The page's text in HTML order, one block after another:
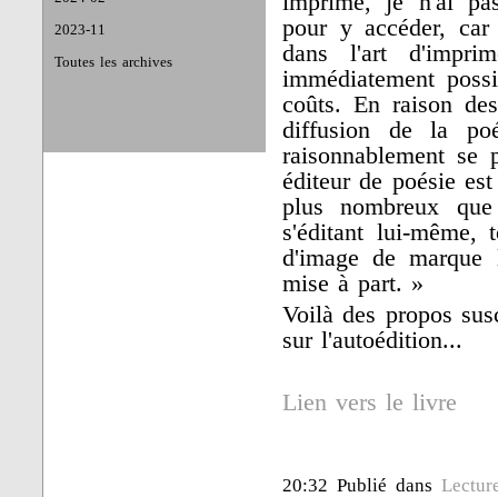
2023-11
Toutes les archives
pour y accéder,
dans l'art
immédiatement
coûts. En raison
diffusion de la
raisonnablement
éditeur de poésie
plus nombreux
s'éditant lui-même,
d'image de marque
mise à part. »
Voilà des propos
sur l'autoédition...
Lien vers le livre
20:32 Publié dans